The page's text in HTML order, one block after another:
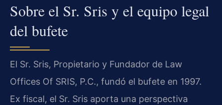
Sobre el Sr. Sris y el equipo legal
del bufete
El Sr. Sris, Propietario y Fundador de Law
Offices Of SRIS, P.C., fundó el bufete en 1997.
Ex fiscal, el Sr. Sris aporta una perspectiva